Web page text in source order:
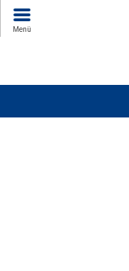
Menü
Menü